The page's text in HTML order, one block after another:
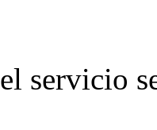
servicio